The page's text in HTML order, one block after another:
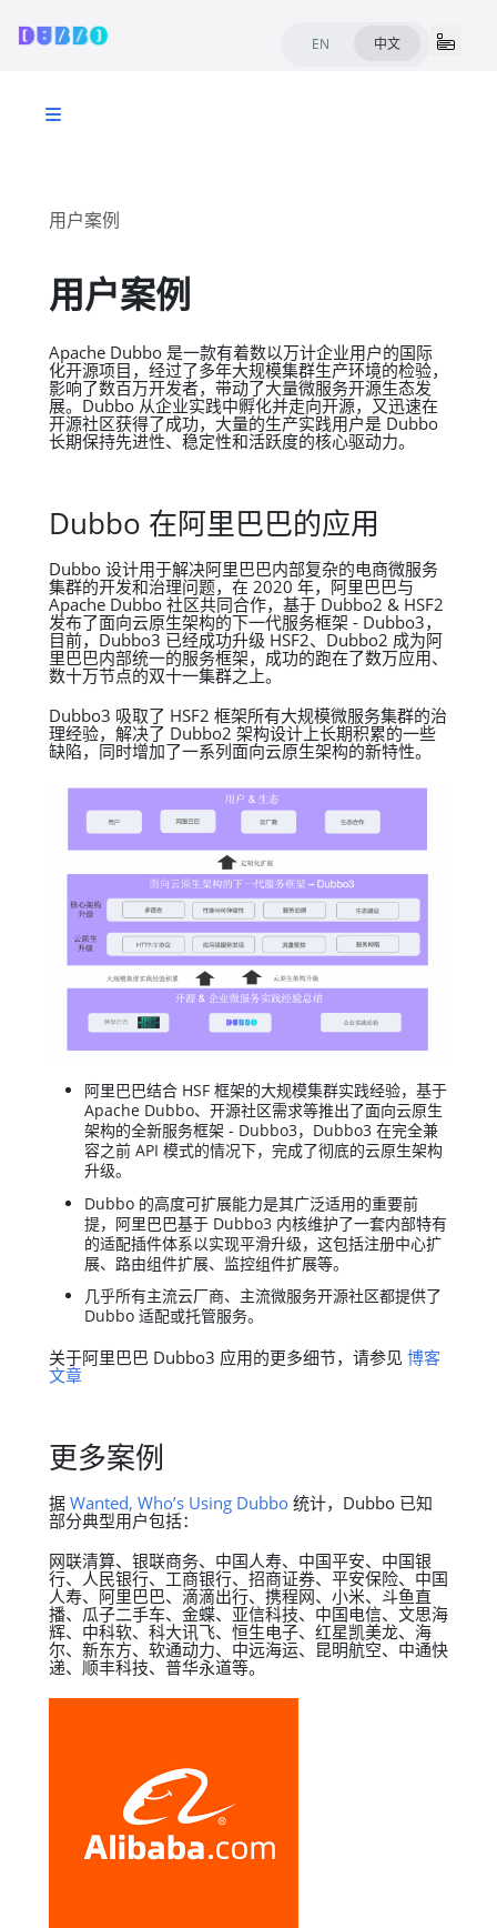
EN 中文
用户案例
用户案例
Apache Dubbo 是一款有着数以万计企业用户的国际
化开源项目，经过了多年大规模集群生产环境的检验，
影响了数百万开发者，带动了大量微服务开源生态发
展。Dubbo 从企业实践中孵化并走向开源，又迅速在
开源社区获得了成功，大量的生产实践用户是 Dubbo
长期保持先进性、稳定性和活跃度的核心驱动力。
Dubbo 在阿里巴巴的应用
Dubbo 设计用于解决阿里巴巴内部复杂的电商微服务
集群的开发和治理问题，在 2020 年，阿里巴巴与
Apache Dubbo 社区共同合作，基于 Dubbo2 & HSF2
发布了面向云原生架构的下一代服务框架 - Dubbo3，
目前，Dubbo3 已经成功升级 HSF2、Dubbo2 成为阿
里巴巴内部统一的服务框架，成功的跑在了数万应用、
数十万节点的双十一集群之上。
Dubbo3 吸取了 HSF2 框架所有大规模微服务集群的治
理经验，解决了 Dubbo2 架构设计上长期积累的一些
缺陷，同时增加了一系列面向云原生架构的新特性。
阿里巴巴结合 HSF 框架的大规模集群实践经验，基于
Apache Dubbo、开源社区需求等推出了面向云原生
架构的全新服务框架 - Dubbo3，Dubbo3 在完全兼
容之前 API 模式的情况下，完成了彻底的云原生架构
升级。
Dubbo 的高度可扩展能力是其广泛适用的重要前
提，阿里巴巴基于 Dubbo3 内核维护了一套内部特有
的适配插件体系以实现平滑升级，这包括注册中心扩
展、路由组件扩展、监控组件扩展等。
几乎所有主流云厂商、主流微服务开源社区都提供了
Dubbo 适配或托管服务。
关于阿里巴巴 Dubbo3 应用的更多细节，请参见 博客
文章
更多案例
据 Wanted, Who’s Using Dubbo 统计，Dubbo 已知
部分典型用户包括：
网联清算、银联商务、中国人寿、中国平安、中国银
行、人民银行、工商银行、招商证券、平安保险、中国
人寿、阿里巴巴、滴滴出行、携程网、小米、斗鱼直
播、瓜子二手车、金蝶、亚信科技、中国电信、文思海
辉、中科软、科大讯飞、恒生电子、红星凯美龙、海
尔、新东方、软通动力、中远海运、昆明航空、中通快
递、顺丰科技、普华永道等。